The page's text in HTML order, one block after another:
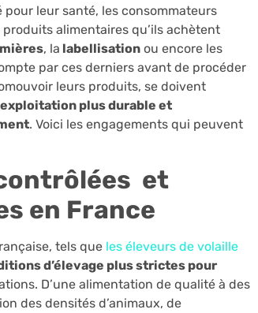
leur santé, les consommateurs
alimentaires qu’ils achètent
, la labellisation ou encore les
par ces derniers avant de procéder
leurs produits, se doivent
exploitation plus durable et
. Voici les engagements qui peuvent
et
en France
tels que les éleveurs de volaille
d’élevage plus strictes pour
D’une alimentation de qualité à des
des densités d’animaux, de